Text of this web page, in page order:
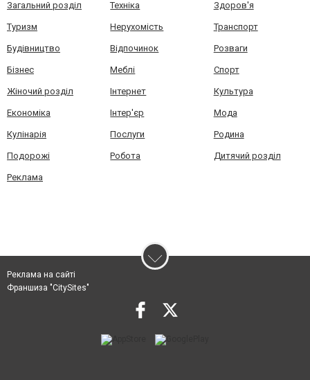
Загальний розділ Техніка Здоров'я
Туризм Нерухомість Транспорт
Будівництво Відпочинок Розваги
Бізнес Меблі Спорт
Жіночий розділ Інтернет Культура
Економіка Інтер'єр Мода
Кулінарія Послуги Родина
Подорожі Робота Дитячий розділ
Реклама
Реклама на сайті
Франшиза "CitySites"